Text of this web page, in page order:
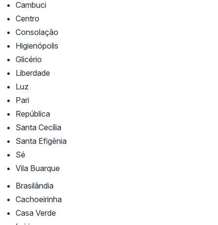
Cambuci
Centro
Consolação
Higienópolis
Glicério
Liberdade
Luz
Pari
República
Santa Cecília
Santa Efigênia
Sé
Vila Buarque
Brasilândia
Cachoeirinha
Casa Verde